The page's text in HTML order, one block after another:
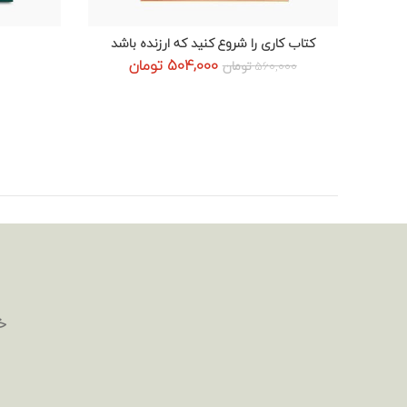
افزودن به سبد خرید
کتاب کاری را شروع کنید که ارزنده باشد
560,000تومان قیمت
504,000 تومانقیمت